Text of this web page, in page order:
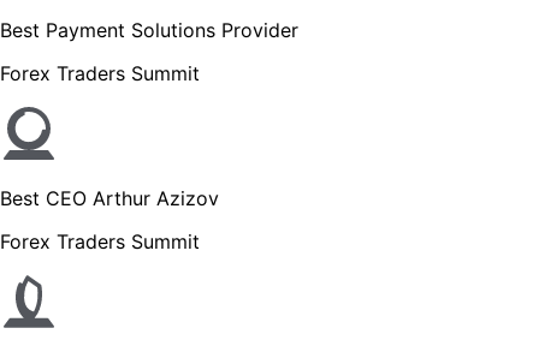
Best Payment Solutions Provider
Forex Traders Summit
Best CEO Arthur Azizov
Forex Traders Summit